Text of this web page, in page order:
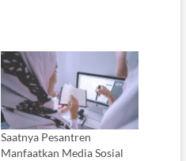
Saatnya Pesantren
Manfaatkan Media Sosial